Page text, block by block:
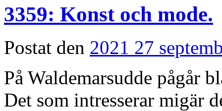
3359: Konst och mode.
Postat den 2021 27
På Waldemarsudde pågår
Det som intresserar migär